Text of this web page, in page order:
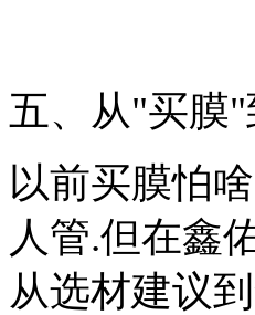
五、从"买膜
以前买膜怕
人管.但在鑫
从选材建议